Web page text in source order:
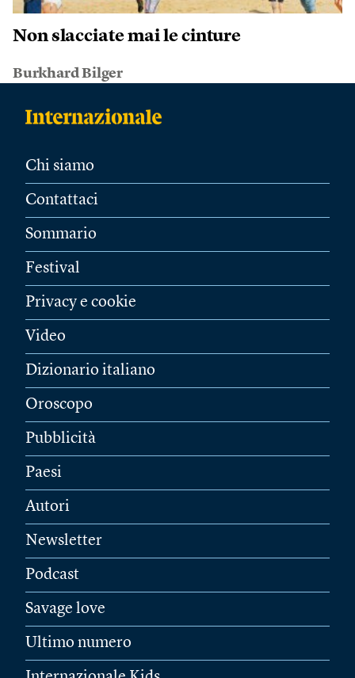
Non slacciate mai le cinture
Burkhard Bilger
Chi siamo
Contattaci
Sommario
Festival
Privacy e cookie
Video
Dizionario italiano
Oroscopo
Pubblicità
Paesi
Autori
Newsletter
Podcast
Savage love
Ultimo numero